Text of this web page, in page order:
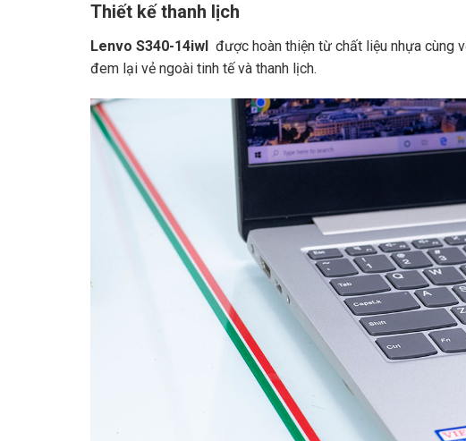
Thiết kế thanh lịch
Lenvo S340-14iwl
được hoàn thiện từ chất liệu nhựa cùng
đem lại vẻ ngoài tinh tế và thanh lịch.